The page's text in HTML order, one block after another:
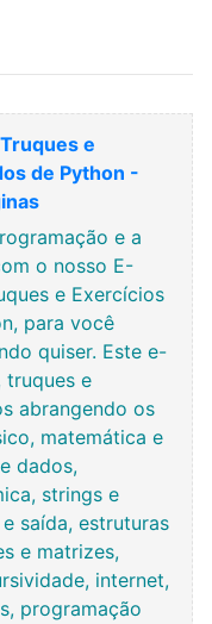
e
de Python -
e a
o nosso E-
e Exercícios
para você
quiser. Este e-
truques e
abrangendo os
matemática e
dados,
strings e
saída, estruturas
e matrizes,
internet,
programação